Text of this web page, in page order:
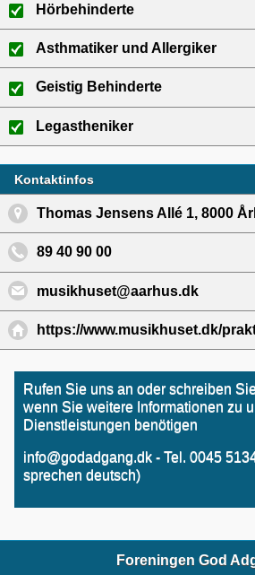
Hörbehinderte
Asthmatiker und Allergiker
Geistig Behinderte
Legastheniker
Kontaktinfos
Thomas Jensens Allé 1, 8000
89 40 90 00
musikhuset@aarhus.dk
Rufen Sie uns an oder schreiben
wenn Sie weitere Informationen zu
Dienstleistungen benötigen
info@godadgang.dk - Tel. 0045
sprechen deutsch)
Foreningen God